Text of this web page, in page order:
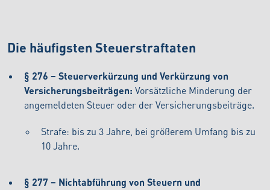
Die häufigsten Steuerstraftaten
§ 276 – Steuerverkürzung und Verkürzung von
Versicherungsbeiträgen: Vorsätzliche Minderung der
angemeldeten Steuer oder der Versicherungsbeiträge.
Strafe: bis zu 3 Jahre, bei größerem Umfang bis zu
10 Jahre.
§ 277 – Nichtabführung von Steuern und